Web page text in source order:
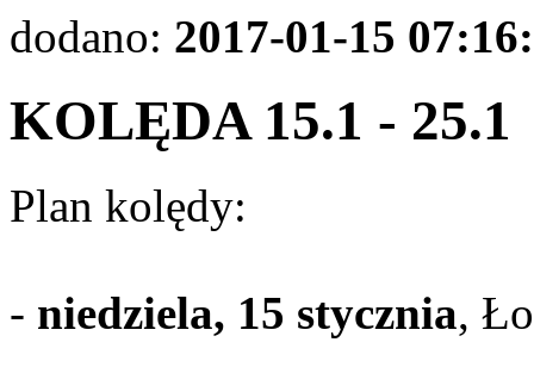
dodano: 2017-01-15
KOLĘDA 15.1 - 25.1
Plan kolędy:
- niedziela, 15 stycznia,